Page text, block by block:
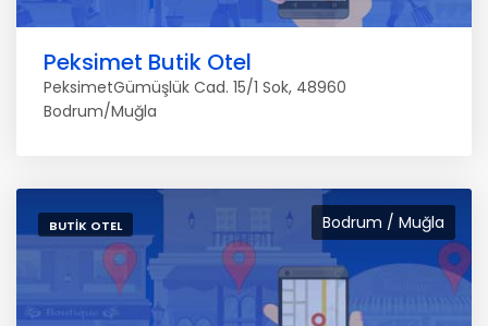
Peksimet Butik Otel
PeksimetGümüşlük Cad. 15/1 Sok, 48960
Bodrum/Muğla
Bodrum / Muğla
BUTIK OTEL